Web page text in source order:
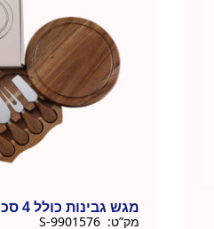
מגש גבינות כולל 4 סכינים – כסף
מק”ט: 9901576-S